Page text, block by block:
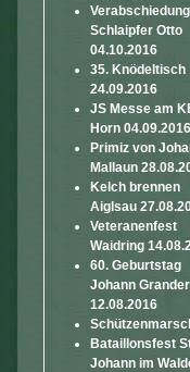
Verabschiedung
Schlaipfer Otto
04.10.2016
35. Knödeltisch
24.09.2016
JS Messe am
Horn 04.09.2016
Primiz von
Mallaun
Kelch brennen
Aiglsau
Veteranenfest
Waidring
60. Geburtstag
Johann Grander
12.08.2016
Bataillonsfest
Johann im